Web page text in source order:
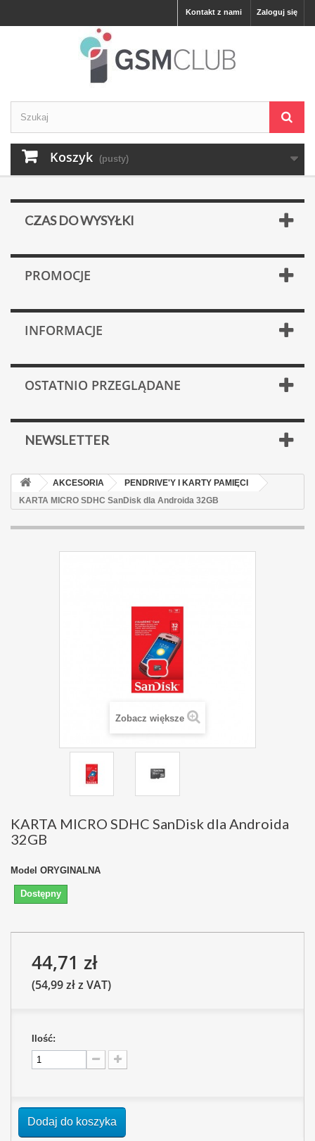
Zaloguj się
Kontakt z nami
Koszyk (pusty)
CZAS DO WYSYŁKI
PROMOCJE
INFORMACJE
OSTATNIO PRZEGLĄDANE
NEWSLETTER
AKCESORIA
PENDRIVE'Y I KARTY PAMIĘCI
KARTA MICRO SDHC SanDisk dla Androida 32GB
Zobacz większe
KARTA MICRO SDHC SanDisk dla Androida
32GB
Model ORYGINALNA
Dostępny
44,71 zł
(54,99 zł z VAT)
Ilość:
Dodaj do koszyka